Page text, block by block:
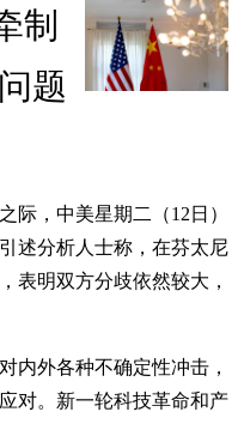
制
题
际，中美星期二（12日）
述分析人士称，在芬太尼
表明双方分歧依然较大，
内外各种不确定性冲击，
对。新一轮科技革命和产